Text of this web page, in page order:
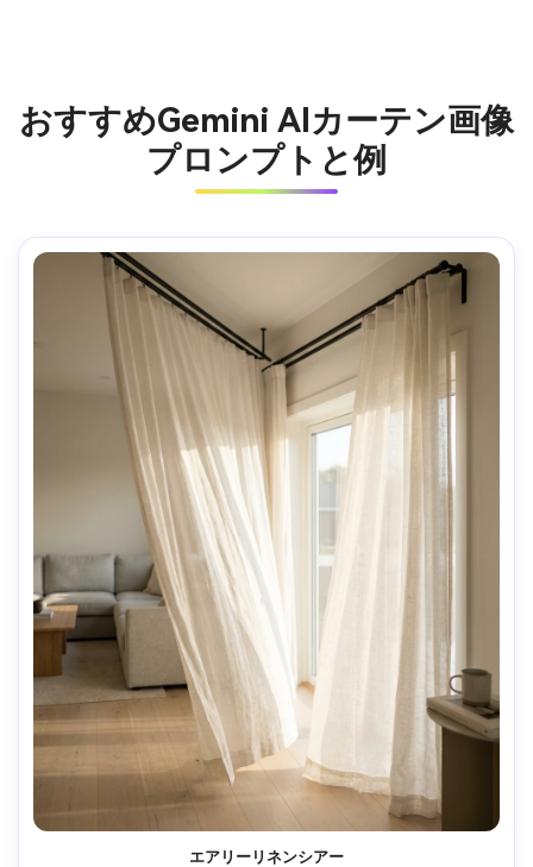
おすすめGemini AIカーテン画像
プロンプトと例
エアリーリネンシアー